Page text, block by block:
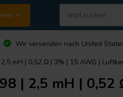
Wir versenden nach United
mH | 0,52 Ω | 3% | 15 AWG |
| 2,5 mH |